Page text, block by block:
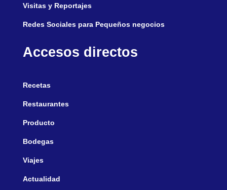
Visitas y Reportajes
Redes Sociales para Pequeños negocios
Accesos directos
Recetas
Restaurantes
Producto
Bodegas
Viajes
Actualidad